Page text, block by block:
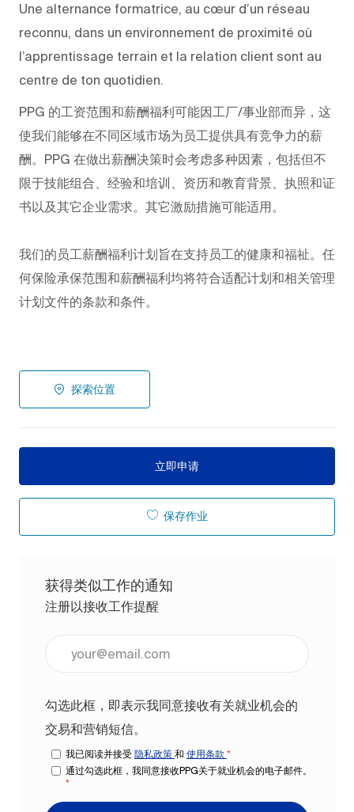
Une alternance formatrice, au cœur d’un réseau
reconnu, dans un environnement de proximité où
l’apprentissage terrain et la relation client sont au
centre de ton quotidien.
PPG 的工资范围和薪酬福利可能因工厂/事业部而异，这
使我们能够在不同区域市场为员工提供具有竞争力的薪
酬。PPG 在做出薪酬决策时会考虑多种因素，包括但不
限于技能组合、经验和培训、资历和教育背景、执照和证
书以及其它企业需求。其它激励措施可能适用。
我们的员工薪酬福利计划旨在支持员工的健康和福祉。任
何保险承保范围和薪酬福利均将符合适配计划和相关管理
计划文件的条款和条件。
探索位置
立即申请
保存作业
获得类似工作的通知
注册以接收工作提醒
勾选此框，即表示我同意接收有关就业机会的
交易和营销短信。
我已阅读并接受 隐私政策 和 使用条款 *
通过勾选此框，我同意接收PPG关于就业机会的电子邮件。
*